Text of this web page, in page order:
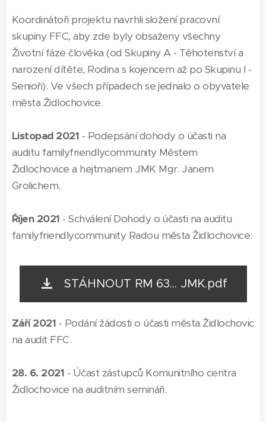
Koordinátoři projektu navrhli složení pracovní
skupiny FFC, aby zde byly obsaženy všechny
Životní fáze člověka (od Skupiny A - Těhotenství a
narození dítěte, Rodina s kojencem až po Skupinu I -
Senioři). Ve všech případech se jednalo o obyvatele
města Židlochovice.
Listopad 2021 - Podepsání dohody o účasti na
auditu familyfriendlycommunity Městem
Židlochovice a hejtmanem JMK Mgr. Janem
Grolichem.
Říjen 2021 - Schválení Dohody o účasti na auditu
familyfriendlycommunity Radou města Židlochovice:
STÁHNOUT RM 63... JMK.pdf
Září 2021 - Podání žádosti o účasti města Židlochovic
na audit FFC.
28. 6. 2021 - Účast zástupců Komunitního centra
Židlochovice na auditním semináři.